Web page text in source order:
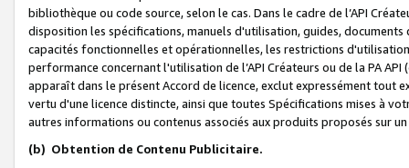
bibliothèque ou code source, selon le cas. Dans le cadre de l’API
disposition les spécifications, manuels d'utilisation, guides,
capacités fonctionnelles et opérationnelles, les restrictions
performance concernant l'utilisation de l’API Créateurs ou de la PA
apparaît dans le présent Accord de licence, exclut expressément tout
vertu d'une licence distincte, ainsi que toutes Spécifications mises à
autres informations ou contenus associés aux produits proposés sur
(b) Obtention de Contenu Publicitaire.